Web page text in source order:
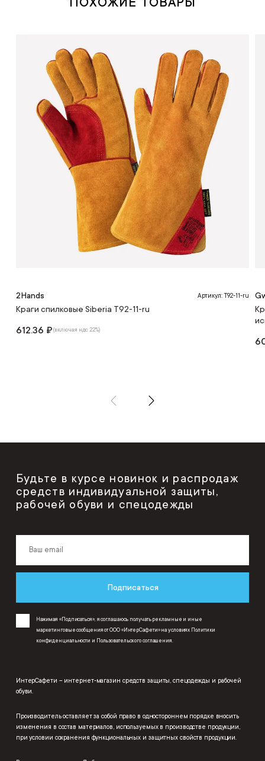
2Hands Артикул: T92-11-ru
Краги спилковые Siberia T92-11-ru
612.36 ₽(включая ндс 22%)
Будьте в курсе новинок и распродаж
средств индивидуальной защиты,
рабочей обуви и спецодежды
Подписаться
Нажимая «Подписаться», я соглашаюсь получать рекламные и иные
маркетинговые сообщения от ООО «ИнтерСафети» на условиях Политики
конфиденциальности и Пользовательского соглашения.
ИнтерСафети – интернет-магазин средств защиты, спецодежды и рабочей
обуви.
Производитель оставляет за собой право в одностороннем порядке вносить
изменения в состав материалов, используемых в производстве продукции,
при условии сохранения функциональных и защитных свойств продукции.